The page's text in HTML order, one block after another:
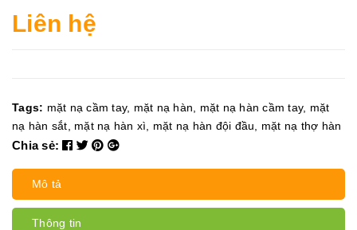
Liên hệ
Tags: mặt nạ cầm tay, mặt nạ hàn mặt nạ hàn cầm tay, mặt
nạ hàn sắt
mặt nạ hàn xì mặt nạ hàn đội đầu mặt nạ thợ hàn
Chia sẻ:
Mô tả
Thông tin